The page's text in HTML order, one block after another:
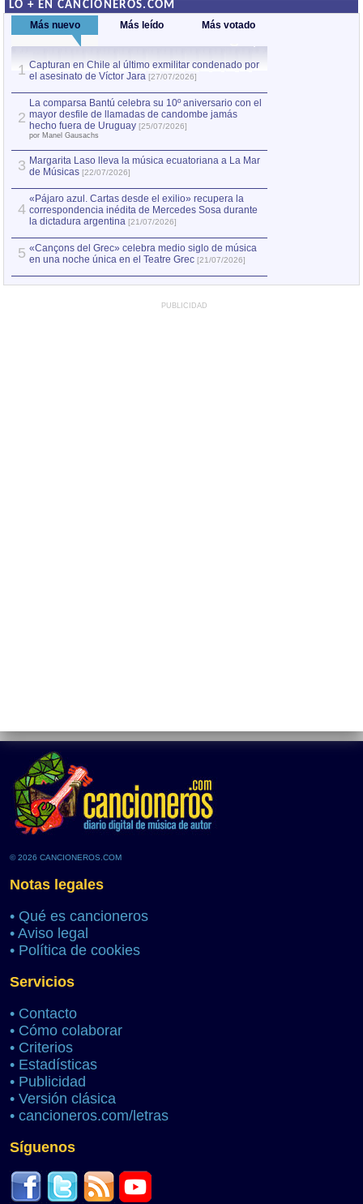
LO + EN CANCIONEROS.COM
Más nuevo Más leído Más votado
1 Capturan en Chile al último exmilitar condenado por
el asesinato de Víctor Jara [27/07/2026]
2
La comparsa Bantú celebra su 10º aniversario con el
mayor desfile de llamadas de candombe jamás
hecho fuera de Uruguay [25/07/2026]
por Manel Gausachs
3 Margarita Laso lleva la música ecuatoriana a La Mar
de Músicas [22/07/2026]
4
«Pájaro azul. Cartas desde el exilio» recupera la
correspondencia inédita de Mercedes Sosa durante
la dictadura argentina [21/07/2026]
5 «Cançons del Grec» celebra medio siglo de música
en una noche única en el Teatre Grec [21/07/2026]
PUBLICIDAD
© 2026 CANCIONEROS.COM
Notas legales
• Qué es cancioneros
• Aviso legal
• Política de cookies
Servicios
• Contacto
• Cómo colaborar
• Criterios
• Estadísticas
• Publicidad
• Versión clásica
• cancioneros.com/letras
Síguenos